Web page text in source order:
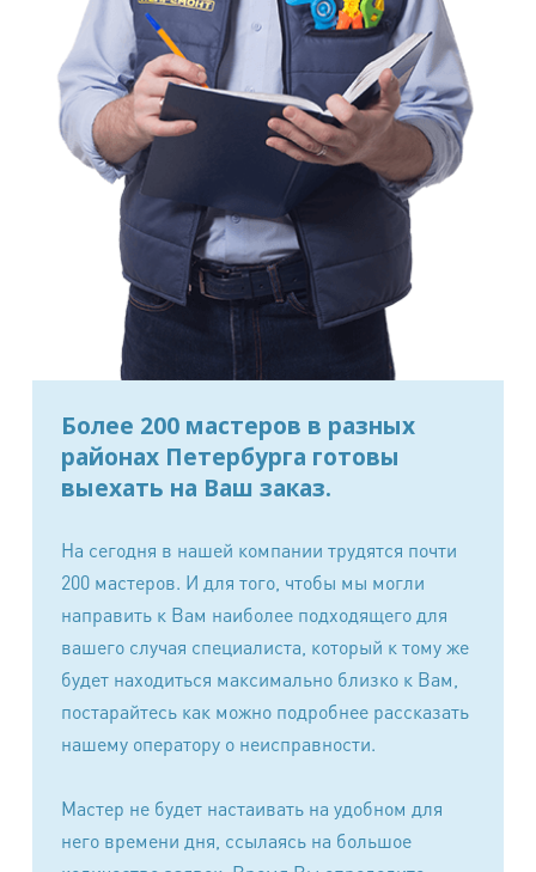
Указана стоимость с заменой наперника на выходе.
В случае изготовления из 2-х подушек одной считается
стоимость за 1 изделие.
Ручная чистка обуви и сумок
Наименование работ
Кошелек, клатч, сумочка (кожа, замша)
Кошелек, клатч, сумочка (текстиль, иск.кожа)
Ремень (кожа, замша)
2000 руб.
Сумка, портфель, рюкзак (25-50 см) кожа, замша
Сумка, портфель, рюкзак (25-50 см) текстиль,
иск.кожа
Дорожная сумка, саквояж (кожа, замша)
Дорожная сумка, саквояж (текстиль, иск.кожа)
3300 руб.
Кроссовки (кожа, замша)
2500 руб.
Кроссовки (текстиль, иск.кожа)
2000 руб.
Туфли (кожа, замша)
2500 руб.
Туфли (текстиль, иск.кожа)
Босоножки, сабо (кожа, замша)
Босоножки, сабо (текстиль, иск.кожа)
Более 200 мастеров в разных
районах Петербурга готовы
выехать на Ваш заказ.
На сегодня в нашей компании трудятся почти
200 мастеров. И для того, чтобы мы могли
направить к Вам наиболее подходящего для
вашего случая специалиста, который к тому же
будет находиться максимально близко к Вам,
постарайтесь как можно подробнее рассказать
нашему оператору о неисправности.
Мастер не будет настаивать на удобном для
него времени дня, ссылаясь на большое